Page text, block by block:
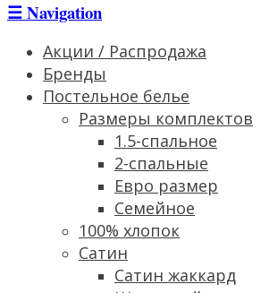
☰Navigation
Акции / Распродажа
Бренды
Постельное белье
Размеры комплектов
1.5-спальное
2-спальные
Евро размер
Семейное
100% хлопок
Сатин
Cатин жаккард